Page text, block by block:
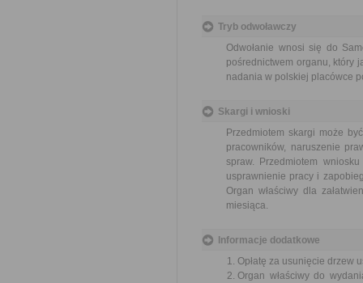
Tryb odwoławczy
Odwołanie wnosi się do
pośrednictwem organu, który
nadania w polskiej placówce
Skargi i wnioski
Przedmiotem skargi może
pracowników, naruszenie
spraw. Przedmiotem
usprawnienie pracy i
Organ właściwy dla
miesiąca.
Informacje dodatkowe
Opłatę za usunięcie drzew
Organ właściwy do